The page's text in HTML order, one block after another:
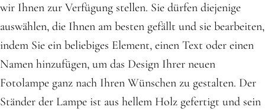
wir Ihnen zur Verfügung stellen. Sie dürfen diejenige
auswählen, die Ihnen am besten gefällt und sie bearbeiten,
indem Sie ein beliebiges Element, einen Text oder einen
Namen hinzufügen, um das Design Ihrer neuen
Fotolampe ganz nach Ihren Wünschen zu gestalten. Der
Ständer der Lampe ist aus hellem Holz gefertigt und sein